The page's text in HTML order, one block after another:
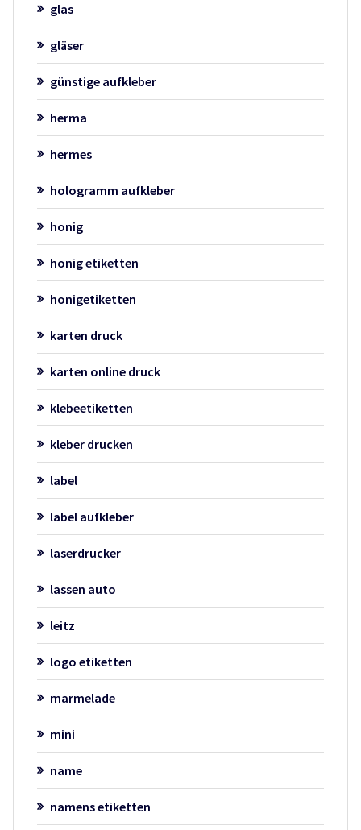
glas
gläser
günstige aufkleber
herma
hermes
hologramm aufkleber
honig
honig etiketten
honigetiketten
karten druck
karten online druck
klebeetiketten
kleber drucken
label
label aufkleber
laserdrucker
lassen auto
leitz
logo etiketten
marmelade
mini
name
namens etiketten